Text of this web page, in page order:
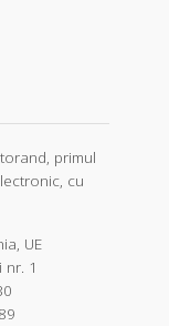
primul
cu
UE
nr. 1